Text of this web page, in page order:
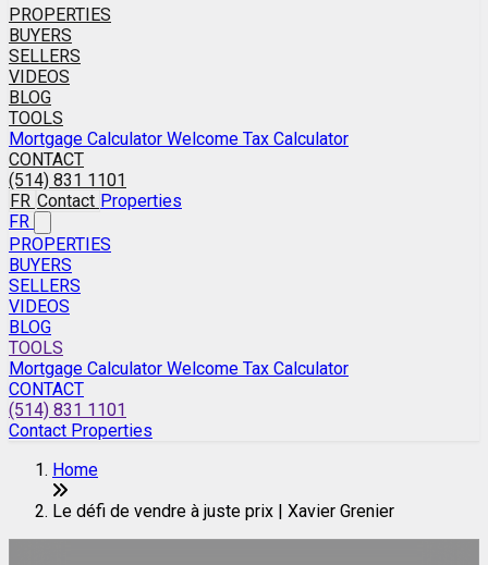
PROPERTIES
BUYERS
SELLERS
VIDEOS
BLOG
TOOLS
Mortgage Calculator Welcome Tax Calculator
CONTACT
(514) 831 1101
FR Contact Properties
FR
PROPERTIES
BUYERS
SELLERS
VIDEOS
BLOG
TOOLS
Mortgage Calculator Welcome Tax Calculator
CONTACT
(514) 831 1101
Contact Properties
Home
Le défi de vendre à juste prix | Xavier Grenier